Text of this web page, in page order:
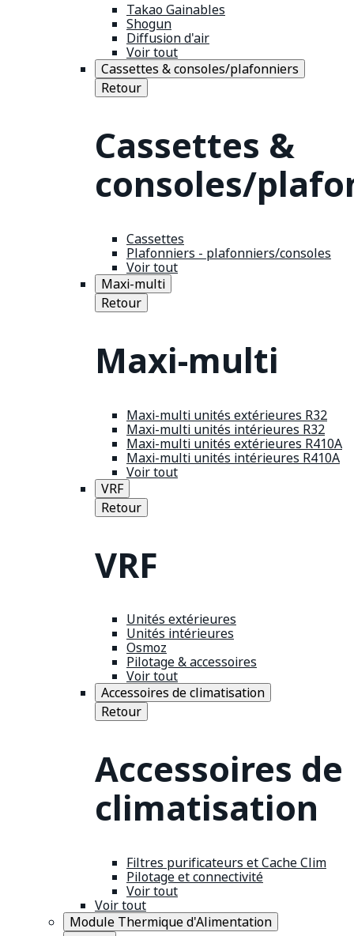
Takao Gainables
Shogun
Diffusion d'air
Voir tout
Cassettes & consoles/plafonniers
Retour
Cassettes &
consoles/
Cassettes
Plafonniers - plafonniers/consoles
Voir tout
Maxi-multi
Retour
Maxi-multi
Maxi-multi unités extérieures R32
Maxi-multi unités intérieures R32
Maxi-multi unités extérieures R410A
Maxi-multi unités intérieures R410A
Voir tout
VRF
Retour
VRF
Unités extérieures
Unités intérieures
Osmoz
Pilotage & accessoires
Voir tout
Accessoires de climatisation
Retour
Accessoires de
climatisation
Filtres purificateurs et Cache Clim
Pilotage et connectivité
Voir tout
Voir tout
Module Thermique d'Alimentation